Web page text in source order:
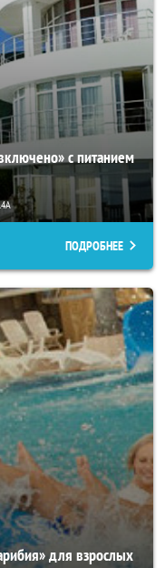
с питанием
ПОДРОБНЕЕ
для взрослых